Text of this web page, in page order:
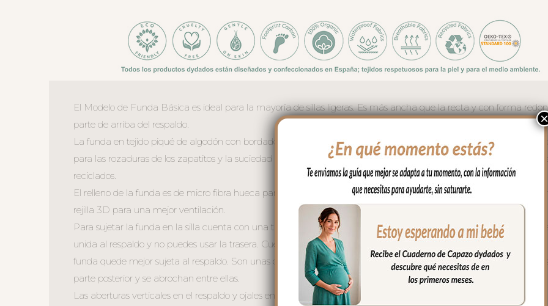
El Modelo de Funda Básica es ideal para la mayoría de sillas ligeras. Es más ancha que la recta y con forma
parte de arriba del respaldo.
La funda en tejido piqué de algodón con bordado de estrellitas y entredós ancho con lacito en el canesú; en la
para las rozaduras de los zapatitos y la suciedad un tejido impermeable de fácil limpieza y realizado a partir de
reciclados.
El relleno de la funda es de micro fibra hueca para mayor confort del bebé y muy buena transpirabilidad. Por el
rejilla 3D para una mejor ventilación.
Para sujetar la funda en la silla cuenta con una trasera con goma. También lleva las cintas y las gomitas por si la
unida al respaldo y no puedes usar la trasera. Cuenta con un sistema de sujeción adicional el S_PLUS para
funda quede mejor sujeta al respaldo. Son unas cintas que pasas por las aberturas de los arneses en el respaldo
parte posterior y se abrochan entre ellas.
Las aberturas verticales en el respaldo y ojales en el culete son aptas para la salida de arenes de todo tipo de sillas.
×